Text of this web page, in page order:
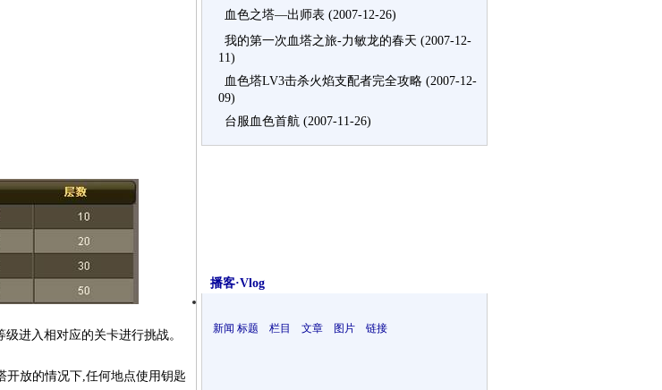
进入相对应的关卡进行挑战。
开放的情况下,任何地点使用钥匙
血色之塔—出师表 (2007-12-26)
我的第一次血塔之旅-力敏龙的春天 (2007-12-
11)
血色塔LV3击杀火焰支配者完全攻略 (2007-12-
09)
台服血色首航 (2007-11-26)
播客·Vlog
新闻 标题 栏目 文章 图片 链接